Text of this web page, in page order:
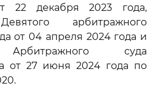
22 декабря 2023 года,
арбитражного
от 04 апреля 2024 года и
Арбитражного суда
от 27 июня 2024 года по